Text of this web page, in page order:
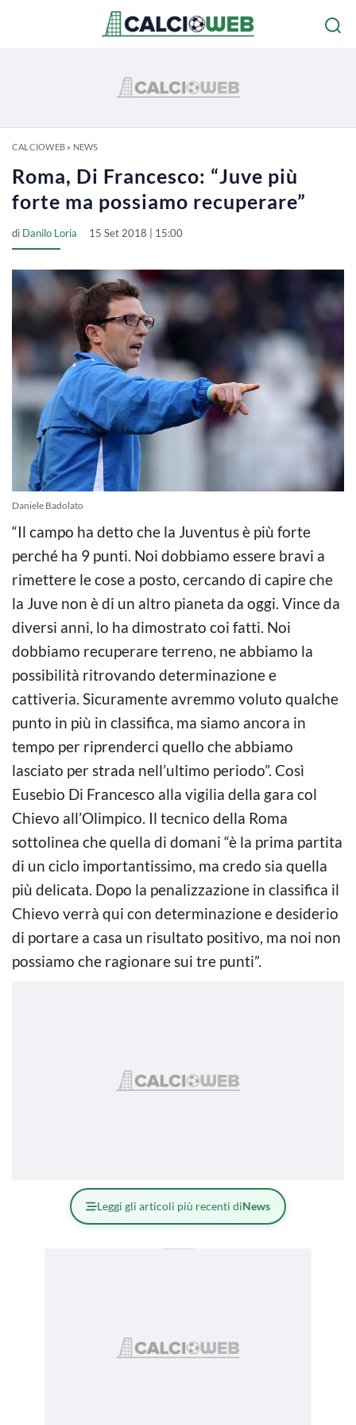
CALCIOWEB» NEWS
Roma, Di Francesco: “Juve più
forte ma possiamo recuperare”
di Danilo Loria 15 Set 2018 | 15:00
Daniele Badolato
“Il campo ha detto che la Juventus è più forte
perché ha 9 punti. Noi dobbiamo essere bravi a
rimettere le cose a posto, cercando di capire che
la Juve non è di un altro pianeta da oggi. Vince da
diversi anni, lo ha dimostrato coi fatti. Noi
dobbiamo recuperare terreno, ne abbiamo la
possibilità ritrovando determinazione e
cattiveria. Sicuramente avremmo voluto qualche
punto in più in classifica, ma siamo ancora in
tempo per riprenderci quello che abbiamo
lasciato per strada nell’ultimo periodo”. Così
Eusebio Di Francesco alla vigilia della gara col
Chievo all’Olimpico. Il tecnico della Roma
sottolinea che quella di domani “è la prima partita
di un ciclo importantissimo, ma credo sia quella
più delicata. Dopo la penalizzazione in classifica il
Chievo verrà qui con determinazione e desiderio
di portare a casa un risultato positivo, ma noi non
possiamo che ragionare sui tre punti”.
Leggi gli articoli più recenti diNews